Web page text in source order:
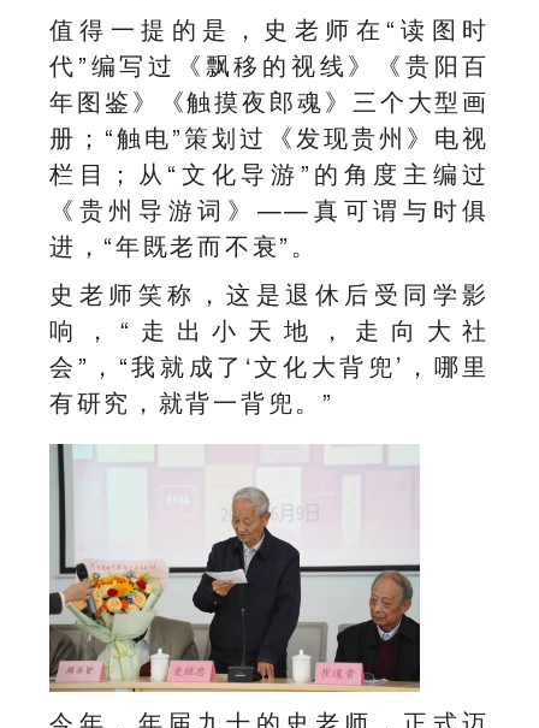
值得一提的是，史老师在“读图时
代”编写过《飘移的视线》《贵阳百
年图鉴》《触摸夜郎魂》三个大型画
册；“触电”策划过《发现贵州》电视
栏目；从“文化导游”的角度主编过
《贵州导游词》——真可谓与时俱
进，“年既老而不衰”。
史老师笑称，这是退休后受同学影
响，“走出小天地，走向大社
会”，“我就成了‘文化大背兜’，哪里
有研究，就背一背兜。”
今年，年届九十的史老师，正式迈